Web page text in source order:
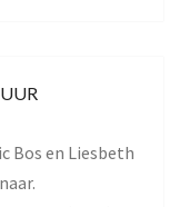
Bos en Liesbeth